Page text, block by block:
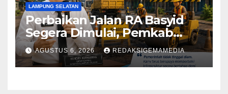
LAMPUNG SELATAN
Perbaikan Jalan RA Basyid
Segera Dimulai, Pemkab
Lampung Selatan Pastikan
Mobilitas Warga Lebih Aman
dan Nyaman
AGUSTUS 6, 2026 REDAKSIGEMAMEDIA